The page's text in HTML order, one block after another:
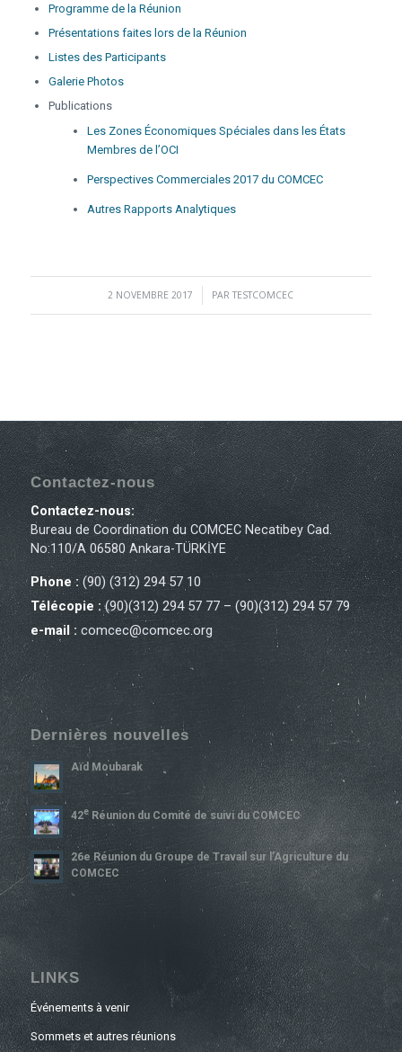
Programme de la Réunion
Présentations faites lors de la Réunion
Listes des Participants
Galerie Photos
Publications
Les Zones Économiques Spéciales dans les États
Membres de l’OCI
Perspectives Commerciales 2017 du COMCEC
Autres Rapports Analytiques
2 NOVEMBRE 2017
/ PARTESTCOMCEC
Contactez-nous
Contactez-nous:
Bureau de Coordination du COMCEC Necatibey Cad.
No:110/A 06580 Ankara-TÜRKİYE
Phone :(90) (312) 294 57 10
Télécopie :(90)(312) 294 57 77 – (90)(312) 294 57 79
e-mail : comcec@comcec.org
Dernières nouvelles
Aïd Moubarak
42ERéunion du Comité de suivi du COMCEC
26e Réunion du Groupe de Travail sur l’Agriculture du
COMCEC
LINKS
Événements à venir
Sommets et autres réunions